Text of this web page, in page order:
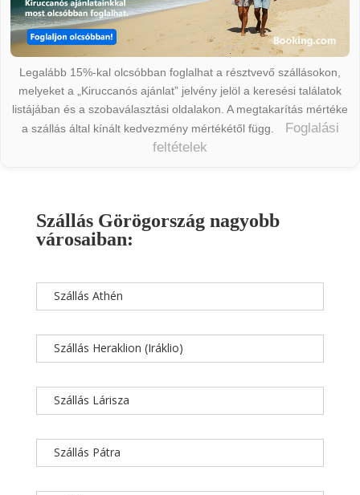
Legalább 15%-kal olcsóbban foglalhat a résztvevő szállásokon,
melyeket a „Kiruccanós ajánlat” jelvény jelöl a keresési találatok
listájában és a szobaválasztási oldalakon. A megtakarítás mértéke
a szállás által kínált kedvezmény mértékétől függ.
Foglalási
feltételek
Szállás Görögország nagyobb
városaiban:
Szállás Athén
Szállás Heraklion (Iráklio)
Szállás Lárisza
Szállás Pátra